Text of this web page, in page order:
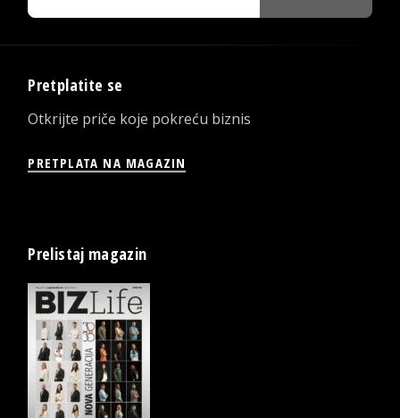
Pretplatite se
Otkrijte priče koje pokreću biznis
PRETPLATA NA MAGAZIN
Prelistaj magazin